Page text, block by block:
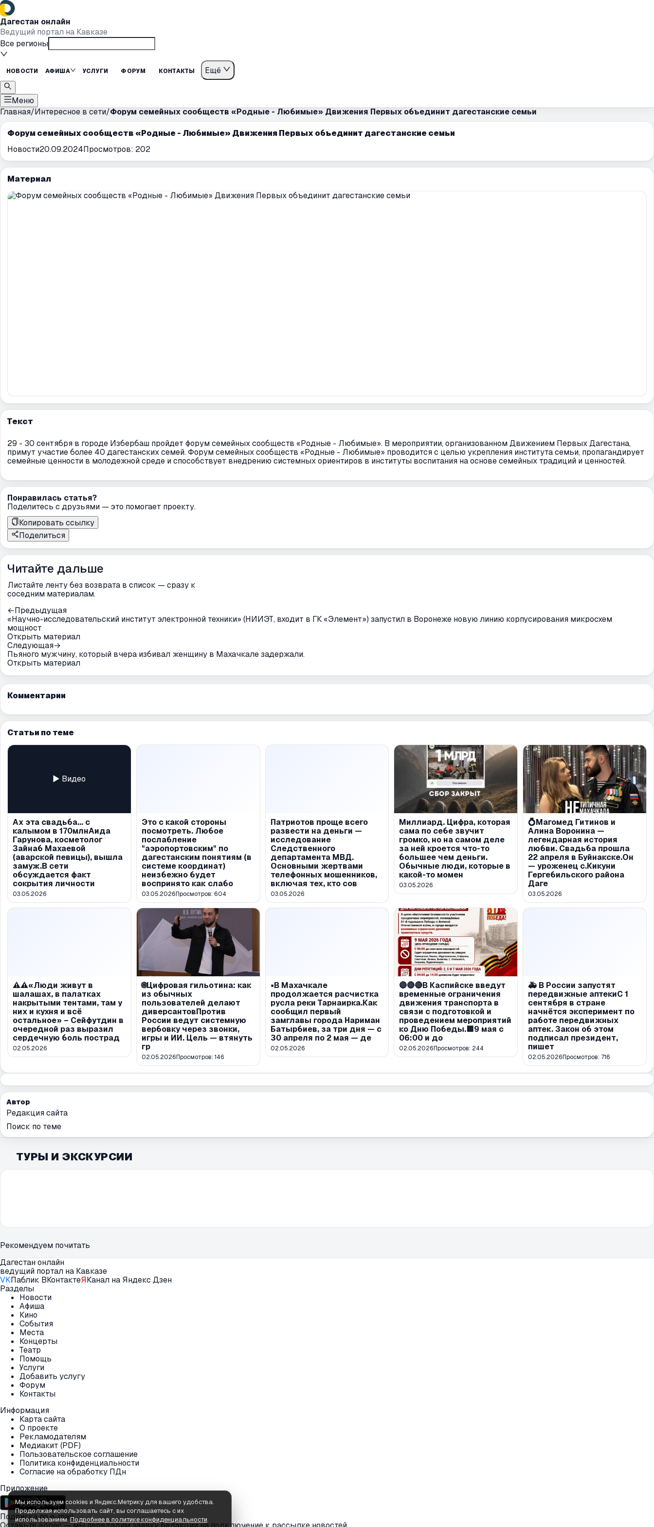
Дагестан онлайн
Ведущий портал на Кавказе
Все регионы
НОВОСТИ АФИША УСЛУГИ ФОРУМ КОНТАКТЫ Ещё
Меню
Главная/Интересное в сети/Форум семейных сообществ «Родные - Любимые» Движения Первых объединит дагестанские семьи
Форум семейных сообществ «Родные - Любимые» Движения Первых объединит дагестанские семьи
Новости20.09.2024Просмотров: 202
Материал
Текст
29 - 30 сентября в городе Избербаш пройдет форум семейных сообществ «Родные - Любимые». В мероприятии, организованном Движением Первых Дагестана,
примут участие более 40 дагестанских семей. Форум семейных сообществ «Родные - Любимые» проводится с целью укрепления института семьи, пропагандирует
семейные ценности в молодежной среде и способствует внедрению системных ориентиров в институты воспитания на основе семейных традиций и ценностей.
Понравилась статья?
Поделитесь с друзьями — это помогает проекту.
Копировать ссылку
Поделиться
Читайте дальше
Листайте ленту без возврата в список — сразу к
соседним материалам.
←Предыдущая
«Научно-исследовательский институт электронной техники» (НИИЭТ, входит в ГК «Элемент») запустил в Воронеже новую линию корпусирования микросхем
мощност
Открыть материал
Следующая→
Пьяного мужчину, который вчера избивал женщину в Махачкале задержали.
Открыть материал
Комментарии
Статьи по теме
▶ Видео
Ах эта свадьба... с
калымом в 170млнАида
Гарунова, косметолог
Зайнаб Махаевой
(аварской певицы), вышла
замуж.В сети
обсуждается факт
сокрытия личности
03.05.2026
Это с какой стороны
посмотреть. Любое
послабление
"аэропортовским" по
дагестанским понятиям (в
системе координат)
неизбежно будет
воспринято как слабо
03.05.2026Просмотров: 604
Патриотов проще всего
развести на деньги —
исследование
Следственного
департамента МВД.
Основными жертвами
телефонных мошенников,
включая тех, кто сов
03.05.2026
Миллиард. Цифра, которая
сама по себе звучит
громко, но на самом деле
за ней кроется что-то
большее чем деньги.
Обычные люди, которые в
какой-то момен
03.05.2026
💍Магомед Гитинов и
Алина Воронина —
легендарная история
любви. Свадьба прошла
22 апреля в Буйнакске.Он
— уроженец с.Кикуни
Гергебильского района
Даге
03.05.2026
⚠️⚠️«Люди живут в
шалашах, в палатках
накрытыми тентами, там у
них и кухня и всё
остальное» – Сейфутдин в
очередной раз выразил
сердечную боль пострад
02.05.2026
🌐Цифровая гильотина: как
из обычных
пользователей делают
диверсантовПротив
России ведут системную
вербовку через звонки,
игры и ИИ. Цель — втянуть
гр
02.05.2026Просмотров: 146
▪️В Махачкале
продолжается расчистка
русла реки Тарнаирка.Как
сообщил первый
замглавы города Нариман
Батырбиев, за три дня — с
30 апреля по 2 мая — де
02.05.2026
🔴🔴🔴В Каспийске введут
временные ограничения
движения транспорта в
связи с подготовкой и
проведением мероприятий
ко Дню Победы.🟥9 мая с
06:00 и до
02.05.2026Просмотров: 244
🚑 В России запустят
передвижные аптекиС 1
сентября в стране
начнётся эксперимент по
работе передвижных
аптек. Закон об этом
подписал президент,
пишет
02.05.2026Просмотров: 716
Автор
Редакция сайта
Поиск по теме
ТУРЫ И ЭКСКУРСИИ
Рекомендуем почитать
Дагестан онлайн
ведущий портал на Кавказе
VKПаблик ВКонтактеЯКанал на Яндекс Дзен
Разделы
Новости
Афиша
Кино
События
Места
Концерты
Театр
Помощь
Услуги
Добавить услугу
Форум
Контакты
Информация
Карта сайта
О проекте
Рекламодателям
Медиакит (PDF)
Пользовательское соглашение
Политика конфиденциальности
Согласие на обработку ПДн
Приложение
Подписка по e-mail
Мы используем cookies и Яндекс.Метрику для вашего удобства.
Продолжая использовать сайт, вы соглашаетесь с их
использованием.Подробнее в политике конфиденциальности.